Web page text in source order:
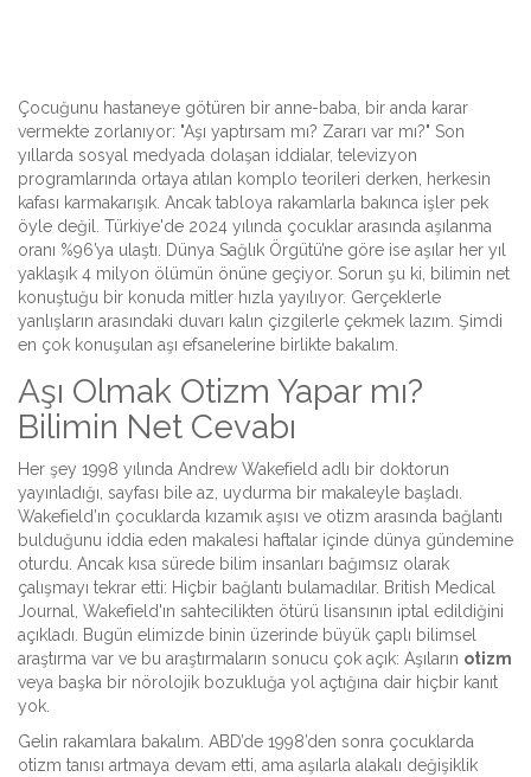
Çocuğunu hastaneye götüren bir anne-baba, bir anda karar
vermekte zorlanıyor: "Aşı yaptırsam mı? Zararı var mı?" Son
yıllarda sosyal medyada dolaşan iddialar, televizyon
programlarında ortaya atılan komplo teorileri derken, herkesin
kafası karmakarışık. Ancak tabloya rakamlarla bakınca işler pek
öyle değil. Türkiye'de 2024 yılında çocuklar arasında aşılanma
oranı %96’ya ulaştı. Dünya Sağlık Örgütü’ne göre ise aşılar her yıl
yaklaşık 4 milyon ölümün önüne geçiyor. Sorun şu ki, bilimin net
konuştuğu bir konuda mitler hızla yayılıyor. Gerçeklerle
yanlışların arasındaki duvarı kalın çizgilerle çekmek lazım. Şimdi
en çok konuşulan aşı efsanelerine birlikte bakalım.
Aşı Olmak Otizm Yapar mı?
Bilimin Net Cevabı
Her şey 1998 yılında Andrew Wakefield adlı bir doktorun
yayınladığı, sayfası bile az, uydurma bir makaleyle başladı.
Wakefield’ın çocuklarda kızamık aşısı ve otizm arasında bağlantı
bulduğunu iddia eden makalesi haftalar içinde dünya gündemine
oturdu. Ancak kısa sürede bilim insanları bağımsız olarak
çalışmayı tekrar etti: Hiçbir bağlantı bulamadılar. British Medical
Journal, Wakefield'ın sahtecilikten ötürü lisansının iptal edildiğini
açıkladı. Bugün elimizde binin üzerinde büyük çaplı bilimsel
araştırma var ve bu araştırmaların sonucu çok açık: Aşıların otizm
veya başka bir nörolojik bozukluğa yol açtığına dair hiçbir kanıt
yok.
Gelin rakamlara bakalım. ABD’de 1998’den sonra çocuklarda
otizm tanısı artmaya devam etti, ama aşılarla alakalı değişiklik